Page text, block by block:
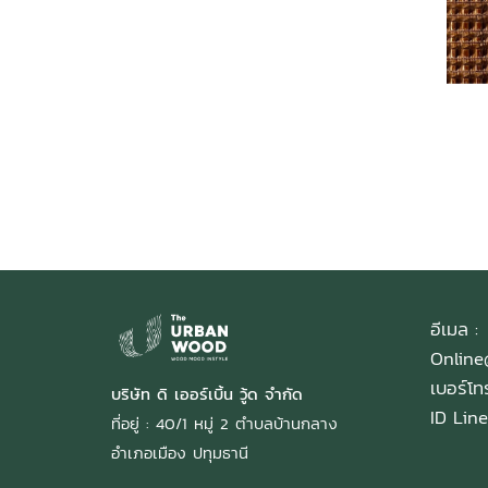
บริษัท ดิ เออร์เบิ้น วู้ด จำกัด
ที่อยู่ : 40/1 หมู่ 2 ตำบลบ้านกลาง
อำเภอเมือง ปทุมธานี
อีเมล :
เบอร์โ
ID